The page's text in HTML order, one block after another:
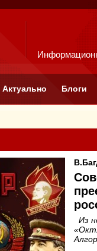
Актуально Блоги
Из